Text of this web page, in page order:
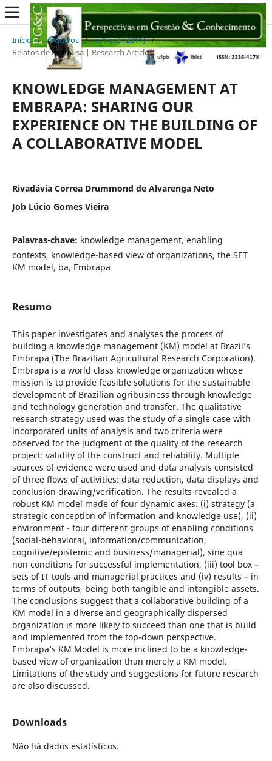
Início / Arquivos / v. 1 n. 2 (2011) /
Relatos de Pesquisa | Research Articles
KNOWLEDGE MANAGEMENT AT
EMBRAPA: SHARING OUR
EXPERIENCE ON THE BUILDING OF
A COLLABORATIVE MODEL
Rivadávia Correa Drummond de Alvarenga Neto
Job Lúcio Gomes Vieira
Palavras-chave: knowledge management, enabling
contexts, knowledge-based view of organizations, the SET
KM model, ba, Embrapa
Resumo
This paper investigates and analyses the process of
building a knowledge management (KM) model at Brazil’s
Embrapa (The Brazilian Agricultural Research Corporation).
Embrapa is a world class knowledge organization whose
mission is to provide feasible solutions for the sustainable
development of Brazilian agribusiness through knowledge
and technology generation and transfer. The qualitative
research strategy used was the study of a single case with
incorporated units of analysis and two criteria were
observed for the judgment of the quality of the research
project: validity of the construct and reliability. Multiple
sources of evidence were used and data analysis consisted
of three flows of activities: data reduction, data displays and
conclusion drawing/verification. The results revealed a
robust KM model made of four dynamic axes: (i) strategy (a
strategic conception of information and knowledge use), (ii)
environment - four different groups of enabling conditions
(social-behavioral, information/communication,
cognitive/epistemic and business/managerial), sine qua
non conditions for successful implementation, (iii) tool box –
sets of IT tools and managerial practices and (iv) results – in
terms of outputs, being both tangible and intangible assets.
The conclusions suggest that a collaborative building of a
KM model in a diverse and geographically dispersed
organization is more likely to succeed than one that is build
and implemented from the top-down perspective.
Embrapa’s KM Model is more inclined to be a knowledge-
based view of organization than merely a KM model.
Limitations of the study and suggestions for future research
are also discussed.
Downloads
Não há dados estatísticos.